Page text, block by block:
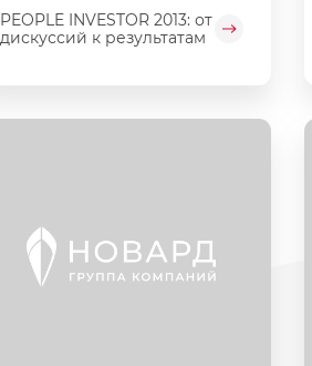
PEOPLE INVESTOR 2013: от
дискуссий к результатам